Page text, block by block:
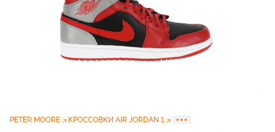
PETER MOORE КРОССОВКИ AIR JORDAN 1